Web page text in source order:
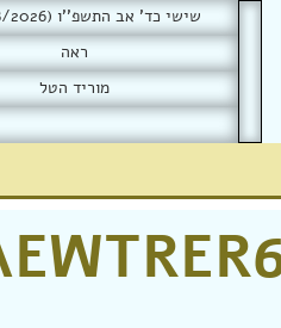
שישי כד' אב התשפ''ו (07/08/2026)
ראה
מוריד הטל